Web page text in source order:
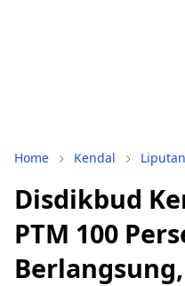
Home Kendal
Disdikbud
PTM 100